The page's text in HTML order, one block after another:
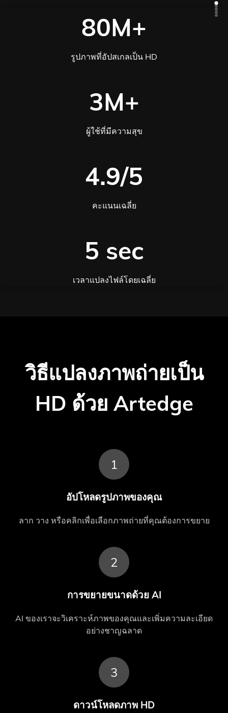
80M+
รูปภาพที่อัปสเกลเป็น HD
3M+
ผู้ใช้ที่มีความสุข
4.9/5
คะแนนเฉลี่ย
5 sec
เวลาแปลงไฟล์โดยเฉลี่ย
วิธีแปลงภาพถ่ายเป็น
HD ด้วย Artedge
1
อัปโหลดรูปภาพของคุณ
ลาก วาง หรือคลิกเพื่อเลือกภาพถ่ายที่คุณต้องการขยาย
2
การขยายขนาดด้วย AI
AI ของเราจะวิเคราะห์ภาพของคุณและเพิ่มความละเอียด
อย่างชาญฉลาด
3
ดาวน์โหลดภาพ HD